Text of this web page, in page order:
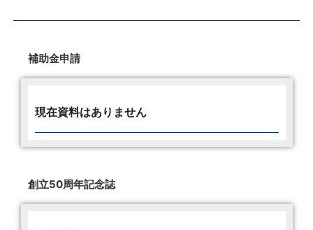
補助金申請
現在資料はありません
創立50周年記念誌